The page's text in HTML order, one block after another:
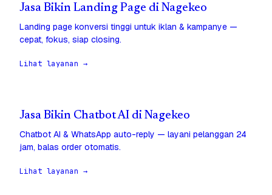
Jasa Bikin Landing Page di Nagekeo
Landing page konversi tinggi untuk iklan & kampanye —
cepat, fokus, siap closing.
Lihat layanan →
Jasa Bikin Chatbot AI di Nagekeo
Chatbot AI & WhatsApp auto-reply — layani pelanggan 24
jam, balas order otomatis.
Lihat layanan →